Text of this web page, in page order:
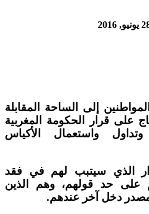
2016
إلى الساحة المقابلة
على قرار الحكومة المغربية
واستعمال الأكياس
الذي سيتبب لهم في فقد
على حد قولهم، وهم الذين
مصدر دخل آخر عندهم.